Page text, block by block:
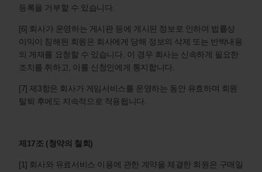
등록을 거부할 수 있습니다.
[6] 회사가 운영하는 게시판 등에 게시된 정보로 인하여 법률상
이익이 침해된 회원은 회사에게 당해 정보의 삭제 또는 반박내용
의 게재를 요청할 수 있습니다. 이 경우 회사는 신속하게 필요한
조치를 취하고, 이를 신청인에게 통지합니다.
[7] 제3항은 회사가 게임서비스를 운영하는 동안 유효하며 회원
탈퇴 후에도 지속적으로 적용됩니다.
제17조 (청약의 철회)
[1] 회사와 유료서비스 이용에 관한 계약을 체결한 회원은 구매일